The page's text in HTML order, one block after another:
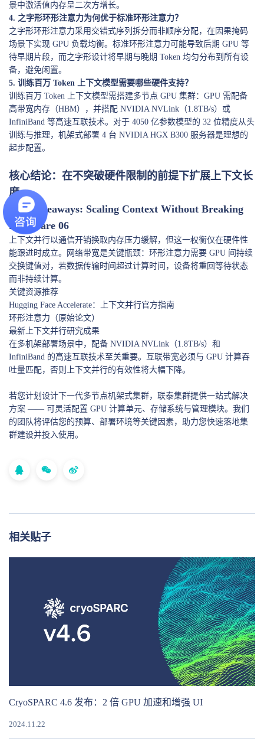
景中激活值内存呈二次方增长。
4. 之字形环形注意力为何优于标准环形注意力？
之字形环形注意力采用交错式序列拆分而非顺序分配，在因果掩码
场景下实现 GPU 负载均衡。标准环形注意力可能导致后期 GPU 等
待早期片段，而之字形设计将早期与晚期 Token 均匀分布到所有设
备，避免闲置。
5. 训练百万 Token 上下文模型需要哪些硬件支持？
训练百万 Token 上下文模型需搭建多节点 GPU 集群：GPU 需配备
高带宽内存（HBM），并搭配 NVIDIA NVLink（1.8TB/s）或
InfiniBand 等高速互联技术。对于 4050 亿参数模型的 32 位精度从头
训练与推理，机架式部署 4 台 NVIDIA HGX B300 服务器是理想的
起步配置。
核心结论：在不突破硬件限制的前提下扩展上下文长
度
Key Takeaways: Scaling Context Without Breaking
Hardware 06
上下文并行以通信开销换取内存压力缓解，但这一权衡仅在硬件性
能跟进时成立。网络带宽是关键瓶颈：环形注意力需要 GPU 间持续
交换键值对，若数据传输时间超过计算时间，设备将重回等待状态
而非持续计算。
关键资源推荐
Hugging Face Accelerate：上下文并行官方指南
环形注意力（原始论文）
最新上下文并行研究成果
在多机架部署场景中，配备 NVIDIA NVLink（1.8TB/s）和
InfiniBand 的高速互联技术至关重要。互联带宽必须与 GPU 计算吞
吐量匹配，否则上下文并行的有效性将大幅下降。
若您计划设计下一代多节点机架式集群，联泰集群提供一站式解决
方案 —— 可灵活配置 GPU 计算单元、存储系统与管理模块。我们
的团队将评估您的预算、部署环境等关键因素，助力您快速落地集
群建设并投入使用。
相关贴子
CryoSPARC 4.6 发布：2 倍 GPU 加速和增强 UI
2024.11.22